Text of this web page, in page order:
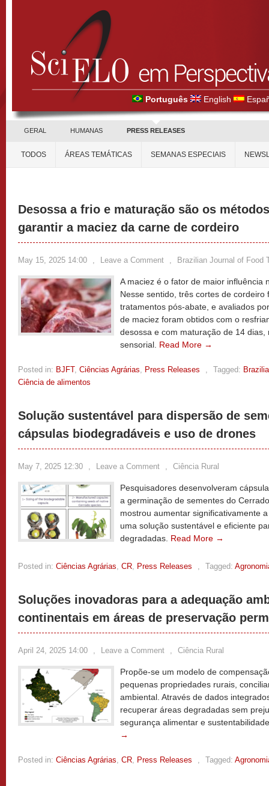
Português English
GERAL HUMANAS PRESS RELEASES
TODOS ÁREAS TEMÁTICAS SEMANAS ESPECIAIS
Desossa a frio e maturação são os
garantir a maciez da carne de cordeiro
May 15, 2025 14:00 , Leave a Comment , Brazilian Journal of Food
A maciez é o fator de maior influência
Nesse sentido, três cortes de
tratamentos pós-abate, e avaliados
de maciez foram obtidos com o
desossa e com maturação de 14
sensorial. Read More →
Posted in: BJFT, Ciências Agrárias, Press Releases , Tagged:
Ciência de alimentos
Solução sustentável para dispersão de
cápsulas biodegradáveis e uso de drones
May 7, 2025 12:30 , Leave a Comment , Ciência Rural
Pesquisadores desenvolveram
a germinação de sementes do
mostrou aumentar significativamente
uma solução sustentável e eficiente
degradadas. Read More →
Posted in: Ciências Agrárias, CR, Press Releases , Tagged:
Soluções inovadoras para a adequação
continentais em áreas de preservação
April 24, 2025 14:00 , Leave a Comment , Ciência Rural
Propõe-se um modelo de
pequenas propriedades rurais,
ambiental. Através de dados
recuperar áreas degradadas sem
segurança alimentar e
→
Posted in: Ciências Agrárias, CR, Press Releases , Tagged: